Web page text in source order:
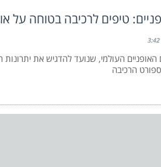
טיפים לרכיבה בטוחה על
3:42
חל יום האופניים העולמי, שנועד להדגיש את
הרכיבה